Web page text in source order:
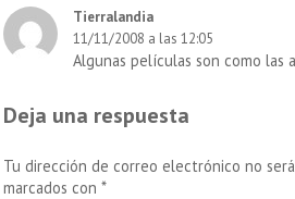
Tierralandia
11/11/2008 a las 12:05
Algunas películas son como las
Deja una respuesta
Tu dirección de correo electrónico no
marcados con *